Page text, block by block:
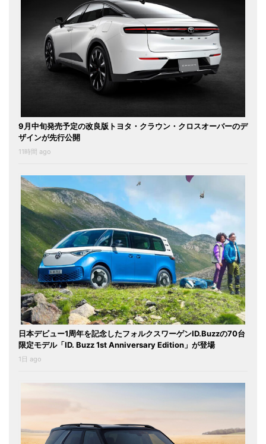
9月中旬発売予定の改良版トヨタ・クラウン・クロスオーバーのデ
ザインが先行公開
11時間 ago
日本デビュー1周年を記念したフォルクスワーゲンID.Buzzの70台
限定モデル「ID. Buzz 1st Anniversary Edition」が登場
1日 ago